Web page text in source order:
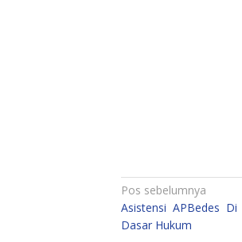
Navigasi
pos
Pos sebelumnya
Asistensi APBedes
Dasar Hukum